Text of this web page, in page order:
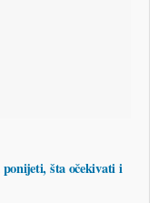
šta očekivati i